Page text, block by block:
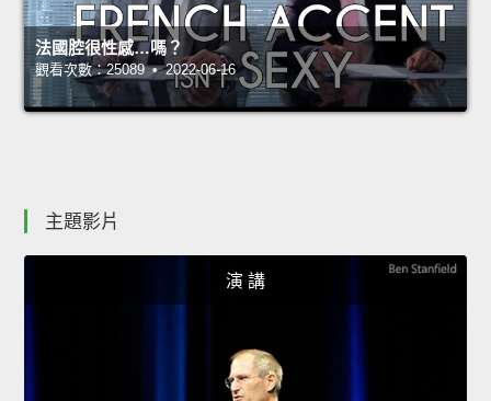
法國腔很性感…嗎？
觀看次數：25089 • 2022-06-16
主題影片
演 講